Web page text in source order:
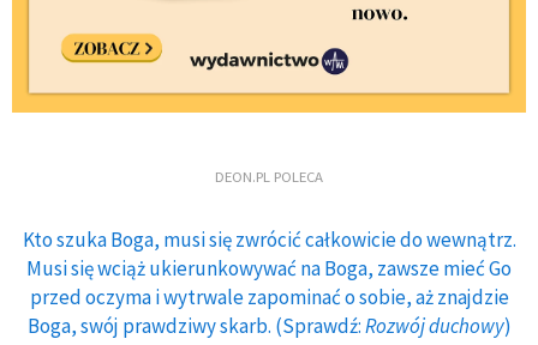
DEON.PL POLECA
Kto szuka Boga, musi się zwrócić całkowicie do wewnątrz.
Musi się wciąż ukierunkowywać na Boga, zawsze mieć Go
przed oczyma i wytrwale zapominać o sobie, aż znajdzie
Boga, swój prawdziwy skarb. (Sprawdź:Rozwój duchowy)